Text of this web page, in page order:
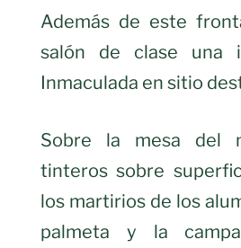
Además de este
salón de clase una
Inmaculada en sitio
Sobre la mesa del
tinteros sobre
los martirios de los
palmeta y la